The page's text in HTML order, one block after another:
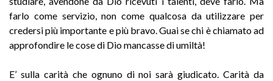
farlo come servizio, non come qualcosa da utilizzare per
credersi più importante e più bravo. Guai se chi è chiamato ad
approfondire le cose di Dio mancasse di umiltà!
E’ sulla carità che ognuno di noi sarà giudicato. Carità da